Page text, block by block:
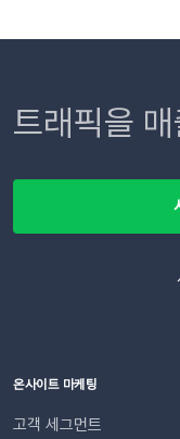
트래픽을
온사이트 마케팅
고객 세그먼트